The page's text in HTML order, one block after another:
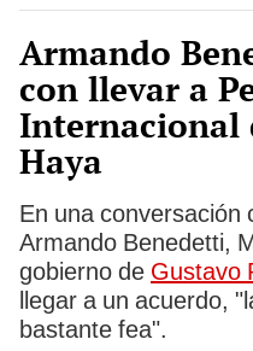
Armando
con llevar a
Internacional
Haya
En una conversación
Armando Benedetti,
gobierno de Gustavo
llegar a un acuerdo,
bastante fea".